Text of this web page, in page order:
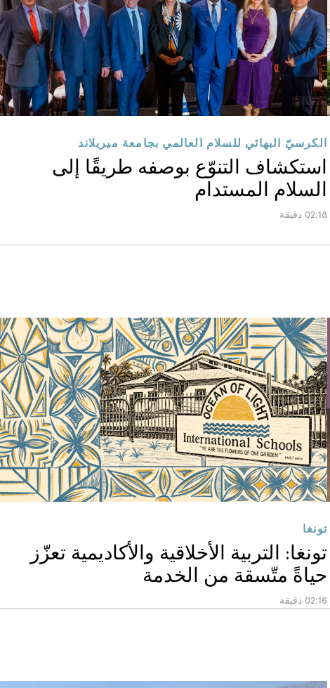
الكرسيّ البهائي للسلام العالمي بجامعة ميريلاند
استكشاف التنوّع بوصفه طريقًا إلى
السلام المستدام
02:18 دقيقة
تونغا
تونغا: التربية الأخلاقية والأكاديمية تعزّز
حياةً متّسقة من الخدمة
02:16 دقيقة